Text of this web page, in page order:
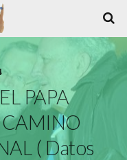
PAPA
CAMINO
( Datos